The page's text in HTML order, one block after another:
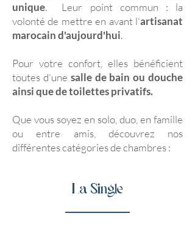
unique. Leur point commun : la
volonté de mettre en avant l'artisanat
marocain d'aujourd'hui.
Pour votre confort, elles bénéficient
toutes d'une salle de bain ou douche
ainsi que de toilettes privatifs.
Que vous soyez en solo, duo, en famille
ou entre amis, découvrez nos
différentes catégories de chambres :
La Single